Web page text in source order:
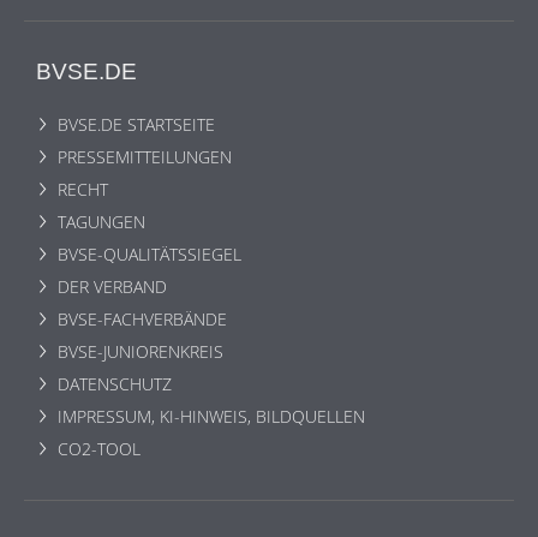
BVSE.DE
BVSE.DE STARTSEITE
PRESSEMITTEILUNGEN
RECHT
TAGUNGEN
BVSE-QUALITÄTSSIEGEL
DER VERBAND
BVSE-FACHVERBÄNDE
BVSE-JUNIORENKREIS
DATENSCHUTZ
IMPRESSUM, KI-HINWEIS, BILDQUELLEN
CO2-TOOL